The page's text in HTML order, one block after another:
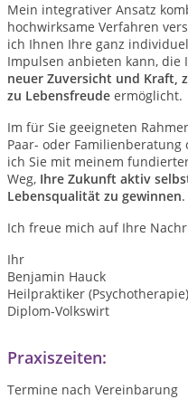
Mein integrativer Ansatz
hochwirksame Verfahren
ich Ihnen Ihre ganz
Impulsen anbieten kann, die
neuer Zuversicht und Kraft,
zu Lebensfreude ermöglicht.
Im für Sie geeigneten
Paar- oder Familienberatung
ich Sie mit meinem
Weg, Ihre Zukunft aktiv
Lebensqualität zu gewinnen.
Ich freue mich auf Ihre
Ihr
Benjamin Hauck
Heilpraktiker (Psychotherapie)
Diplom-Volkswirt
Praxiszeiten:
Termine nach Vereinbarung